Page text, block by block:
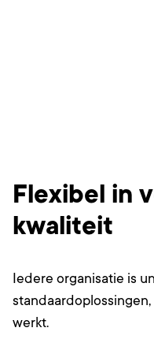
Flexibel in
kwaliteit
Iedere organisatie is
werkt.